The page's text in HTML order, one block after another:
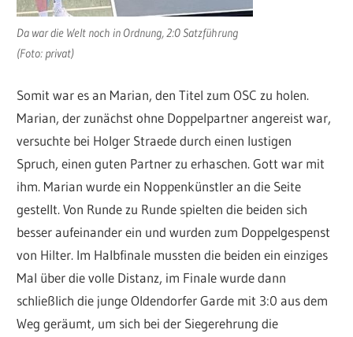
Da war die Welt noch in Ordnung, 2:0 Satzführung
(Foto: privat)
Somit war es an Marian, den Titel zum OSC zu holen.
Marian, der zunächst ohne Doppelpartner angereist war,
versuchte bei Holger Straede durch einen lustigen
Spruch, einen guten Partner zu erhaschen. Gott war mit
ihm. Marian wurde ein Noppenkünstler an die Seite
gestellt. Von Runde zu Runde spielten die beiden sich
besser aufeinander ein und wurden zum Doppelgespenst
von Hilter. Im Halbfinale mussten die beiden ein einziges
Mal über die volle Distanz, im Finale wurde dann
schließlich die junge Oldendorfer Garde mit 3:0 aus dem
Weg geräumt, um sich bei der Siegerehrung die